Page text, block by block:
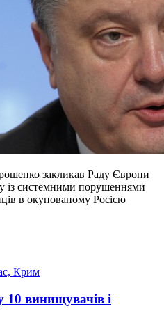
закликав Раду Європи
із системними порушеннями
в окупованому Росією
Крим
винищувачів і